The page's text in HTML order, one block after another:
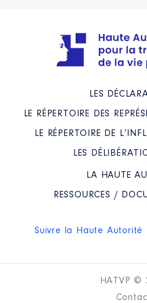
LES
LE RÉPERTOIRE DES
LE RÉPERTOIRE DE
LES
LA HAUTE
RESSOURCES /
Suivre la Haute Autorité
HATVP ©